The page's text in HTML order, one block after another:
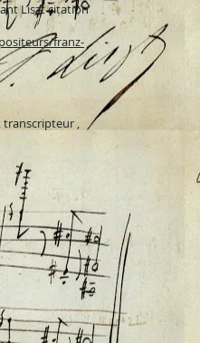
Liszt citation
franz-
transcripteur ,